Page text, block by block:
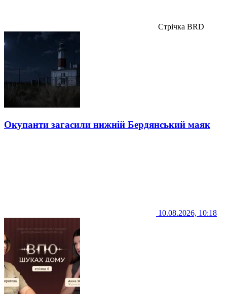
Стрічка BRD
Окупанти загасили нижній Бердянський маяк
10.08.2026, 10:18